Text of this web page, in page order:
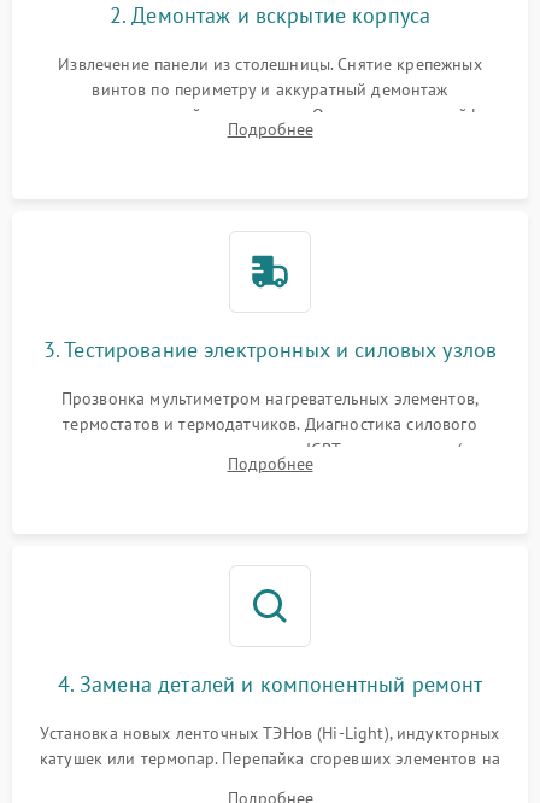
2. Демонтаж и вскрытие корпуса
Извлечение панели из столешницы. Снятие крепежных
винтов по периметру и аккуратный демонтаж
стеклокерамической поверхности. Отсоединение шлейфов
сенсорного блока для доступа к силовым платам, катушкам
Подробнее
3. Тестирование электронных и силовых узлов
Прозвонка мультиметром нагревательных элементов,
термостатов и термодатчиков. Диагностика силового
модуля, реле, диодных мостов и IGBT-транзисторов (для
индукции). Проверка кранов и газ-контроля (для газовых
Подробнее
4. Замена деталей и компонентный ремонт
Установка новых ленточных ТЭНов (Hi-Light), индукторных
катушек или термопар. Перепайка сгоревших элементов на
Подробнее